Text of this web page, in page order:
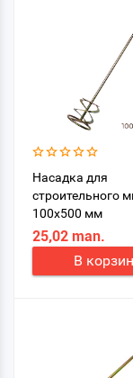
Насадка для
строительного
100x500 мм
25,02 man.
В